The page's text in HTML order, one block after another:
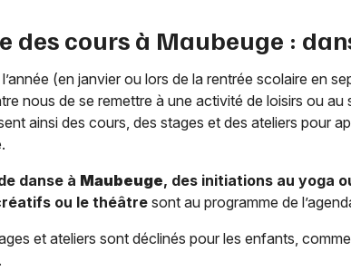
des cours à Maubeuge :
(en janvier ou lors de la rentrée scolaire en
nous de se remettre à une activité de loisirs ou
ainsi des cours, des stages et des ateliers pour
danse à Maubeuge, des initiations au yoga
ou le théâtre sont au programme de
et ateliers sont déclinés pour les enfants,